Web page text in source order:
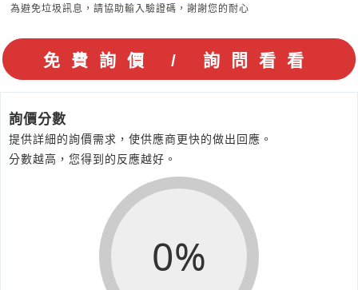
為避免垃圾訊息，請協助輸入驗證碼，謝謝您的耐心
詢價分數
提供詳細的詢價需求，使供應商更快的做出回應。
分數越高，您得到的反應越好。
0%